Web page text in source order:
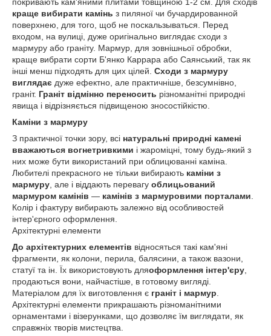
краще вибирати камінь з пиляної чи бучардированной
поверхнею, для того, щоб не поскальзываться. Перед
входом, на вулиці, дуже оригінально виглядає сходи з
мармуру або граніту. Мармур, для зовнішньої обробки,
краще вибрати сорти Б'янко Каррара або Саянський, так як
інші менш підходять для цих цілей. Сходи з мармуру
виглядає дуже ефектно, але практичніше, безсумнівно,
граніт. Граніт відмінно переносить різноманітні природні
явища і відрізняється підвищеною зносостійкістю.
Каміни з мармуру
З практичної точки зору, всі натуральні природні камені
вважаються вогнетривкими і жароміцні, тому будь-який з
них може бути використаний при облицюванні каміна.
Любителі прекрасного не тільки вибирають каміни з
мармуру , але і віддають перевагу облицьований
мармуром камінів — камінів з мармуровими порталами
Колір і фактуру вибирають залежно від особливостей
інтер'єрного оформлення.
Архітектурні елементи
До архітектурних елементів відносяться такі кам'яні
фрагменти, як колони, перила, балясини, а також вазони,
статуї та ін. Їх використовують дляоформлення інтер'єру
продаються вони, найчастіше, в готовому вигляді.
Матеріалом для їх виготовлення є граніт і мармур
Архітектурні елементи прикрашають різноманітними
орнаментами і візерунками, що дозволяє їм виглядати, як
справжніх творів мистецтва.